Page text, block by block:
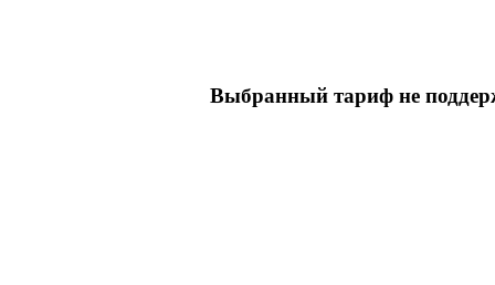
Выбранный тариф не